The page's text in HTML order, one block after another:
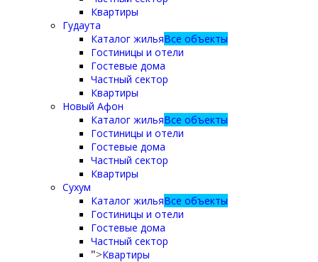
Квартиры
Гудаута
Каталог жильяВсе объекты
Гостиницы и отели
Гостевые дома
Частный сектор
Квартиры
Новый Афон
Каталог жильяВсе объекты
Гостиницы и отели
Гостевые дома
Частный сектор
Квартиры
Сухум
Каталог жильяВсе объекты
Гостиницы и отели
Гостевые дома
Частный сектор
">Квартиры